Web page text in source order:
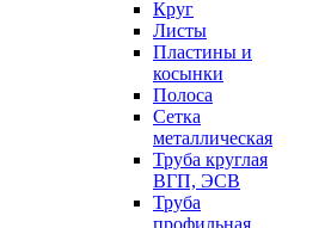
Круг
Листы
Пластины и
косынки
Полоса
Сетка
металлическая
Труба круглая
ВГП, ЭСВ
Труба
профильная